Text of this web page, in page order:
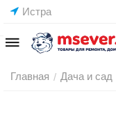
Истра
Главная / Дача и сад